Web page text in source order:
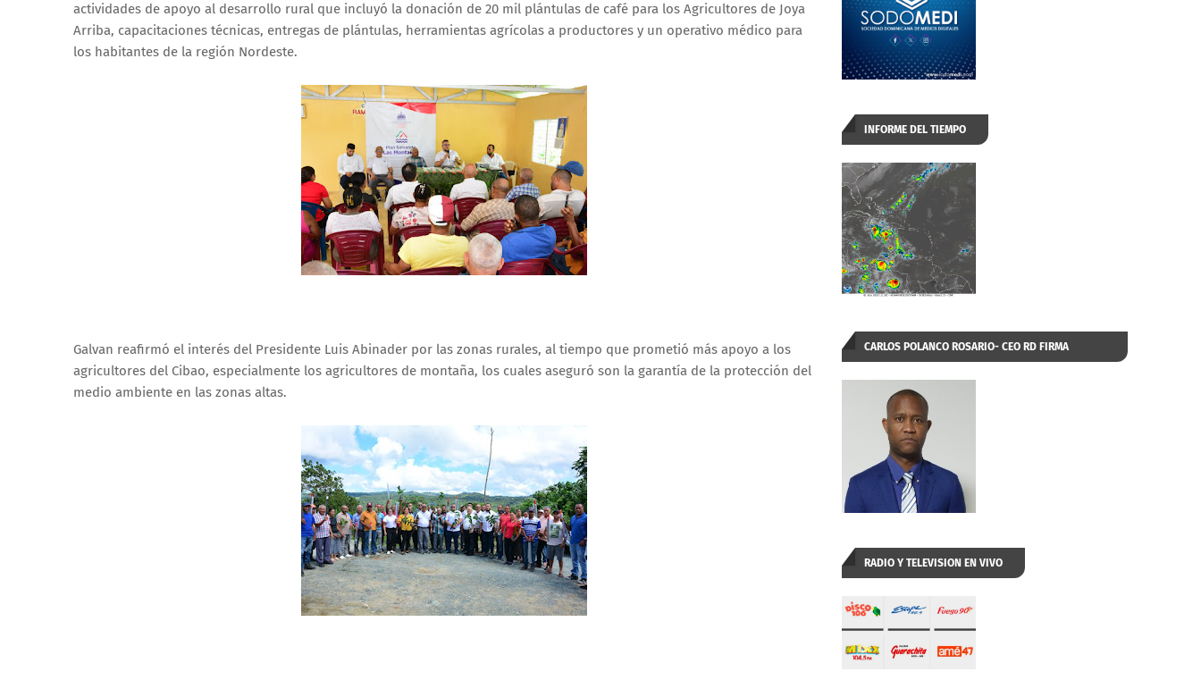
actividades de apoyo al desarrollo rural que incluyó la donación de 20 mil plántulas de café para los Agricultores de Joya
Arriba, capacitaciones técnicas, entregas de plántulas, herramientas agrícolas a productores y un operativo médico para
los habitantes de la región Nordeste.
Galvan reafirmó el interés del Presidente Luis Abinader por las zonas rurales, al tiempo que prometió más apoyo a los
agricultores del Cibao, especialmente los agricultores de montaña, los cuales aseguró son la garantía de la protección del
medio ambiente en las zonas altas.
INFORME DEL TIEMPO
CARLOS POLANCO ROSARIO- CEO RD FIRMA
AUTORIZADA
RADIO Y TELEVISION EN VIVO